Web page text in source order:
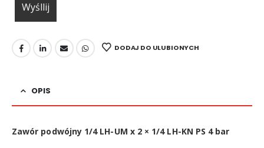
DODAJ DO ULUBIONYCH
OPIS
Zawór podwójny 1/4 LH-UM x 2 × 1/4 LH-KN PS 4 bar